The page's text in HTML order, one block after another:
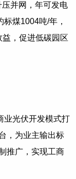
并网，年可发电
煤1004吨/年，
，促进低碳园区
业光伏开发模式打
，为业主输出标
推广，实现工商